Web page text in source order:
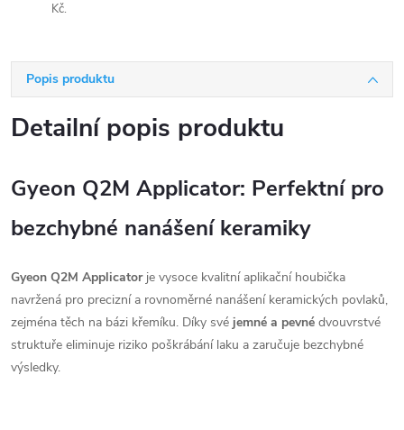
Kč.
Popis produktu
Detailní popis produktu
Gyeon Q2M Applicator: Perfektní pro
bezchybné nanášení keramiky
Gyeon Q2M Applicatorje vysoce kvalitní aplikační houbička
navržená pro precizní a rovnoměrné nanášení keramických povlaků,
zejména těch na bázi křemíku. Díky své jemné a pevné dvouvrstvé
struktuře eliminuje riziko poškrábání laku a zaručuje bezchybné
výsledky.